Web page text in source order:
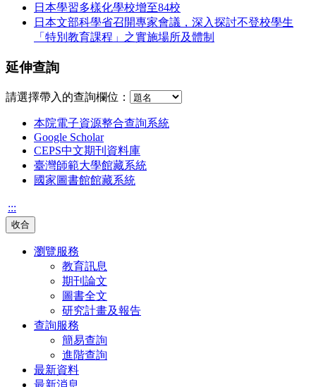
日本學習多樣化學校增至84校
日本文部科學省召開專家會議，深入探討不登校學生
「特別教育課程」之實施場所及體制
延伸查詢
請選擇帶入的查詢欄位：
本院電子資源整合查詢系統
Google Scholar
CEPS中文期刊資料庫
臺灣師範大學館藏系統
國家圖書館館藏系統
:::
收合
瀏覽服務
教育訊息
期刊論文
圖書全文
研究計畫及報告
查詢服務
簡易查詢
進階查詢
最新資料
最新消息